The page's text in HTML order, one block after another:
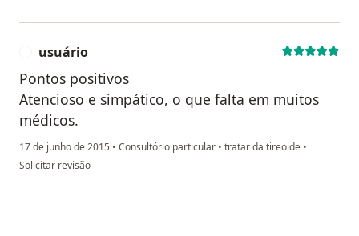
usuário
Pontos positivos
Atencioso e simpático, o que falta em muitos
médicos.
17 de junho de 2015 • Consultório particular • tratar da tireoide •
na opinião do utilizador usuário
Solicitar revisão